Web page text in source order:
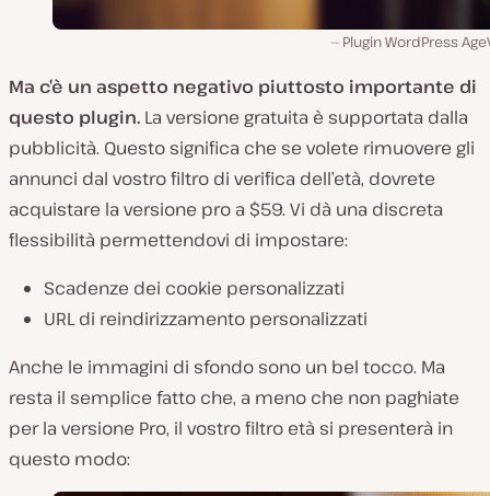
Plugin WordPress
Ma c’è un aspetto negativo piuttosto importante di
questo plugin. La versione gratuita è supportata dalla
pubblicità. Questo significa che se volete rimuovere gli
annunci dal vostro filtro di verifica dell’età, dovrete
acquistare la versione pro a $59. Vi dà una discreta
flessibilità permettendovi di impostare:
Scadenze dei cookie personalizzati
URL di reindirizzamento personalizzati
Anche le immagini di sfondo sono un bel tocco. Ma
resta il semplice fatto che, a meno che non paghiate
per la versione Pro, il vostro filtro età si presenterà in
questo modo: